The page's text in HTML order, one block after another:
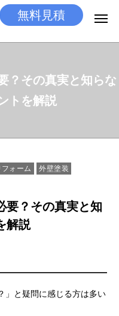
無料見積
？その真実と知らな
トを解説
フォーム
外壁塗装
要？その真実と知
解説
」と疑問に感じる方は多い
電話する